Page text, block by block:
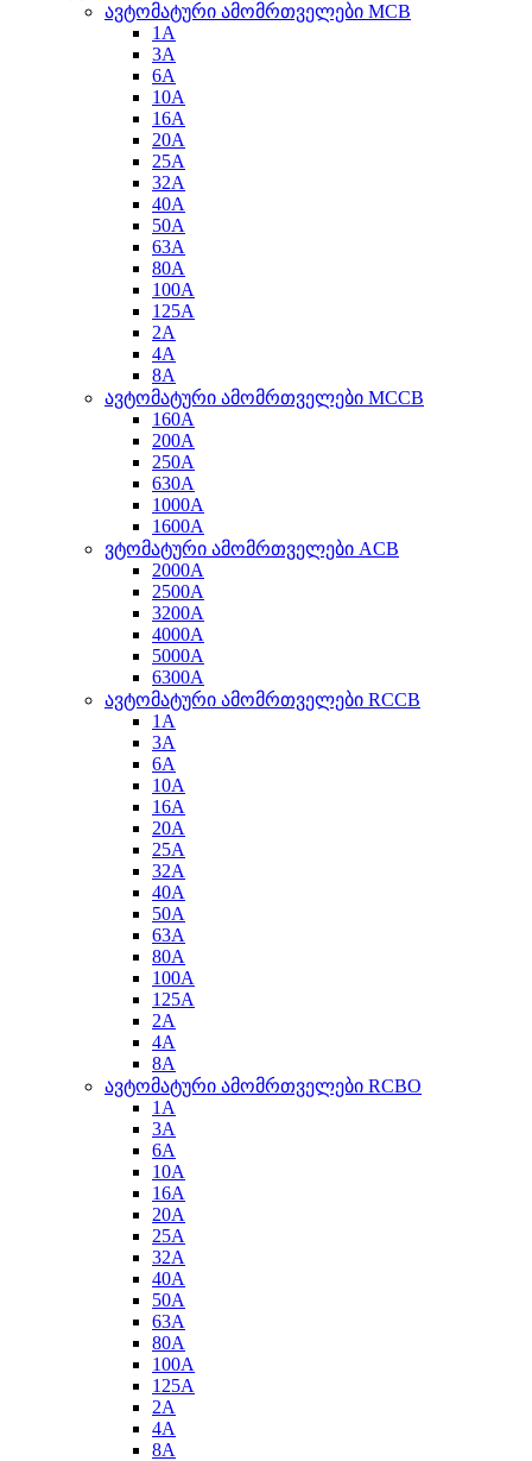
ავტომატური ამომრთველები MCB
1A
3A
6A
10A
16A
20A
25А
32A
40A
50A
63A
80A
100A
125A
2A
4A
8A
ავტომატური ამომრთველები MCCB
160A
200A
250A
630A
1000A
1600A
ვტომატური ამომრთველები ACB
2000A
2500A
3200A
4000A
5000A
6300A
ავტომატური ამომრთველები RCCB
1A
3A
6A
10A
16A
20A
25A
32A
40A
50A
63A
80A
100A
125A
2A
4A
8A
ავტომატური ამომრთველები RCBO
1A
3A
6A
10A
16A
20A
25A
32A
40A
50A
63A
80A
100A
125A
2A
4A
8A